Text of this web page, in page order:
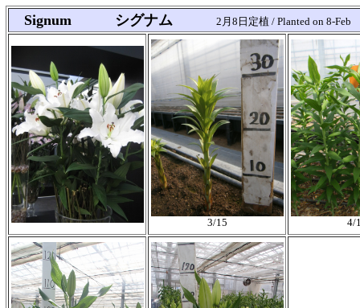
Signum シグナム 2月8日定植 / Planted on 8-Feb
3/15 4/